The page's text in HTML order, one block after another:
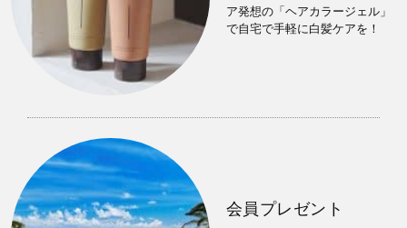
ア発想の「ヘアカラージェル」
で自宅で手軽に白髪ケアを！
会員プレゼント